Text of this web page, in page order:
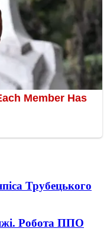
Трубецького
Робота ППО